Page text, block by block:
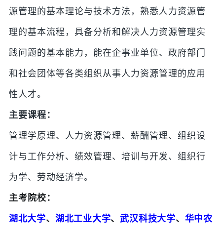
源管理的基本理论与技术方法，熟悉人力资源管
理的基本流程，具备分析和解决人力资源管理实
践问题的基本能力，能在企事业单位、政府部门
和社会团体等各类组织从事人力资源管理的应用
性人才。
主要课程：
管理学原理、人力资源管理、薪酬管理、组织设
计与工作分析、绩效管理、培训与开发、组织行
为学、劳动经济学。
主考院校：
湖北大学、 湖北工业大学、武汉科技大学、 华中农